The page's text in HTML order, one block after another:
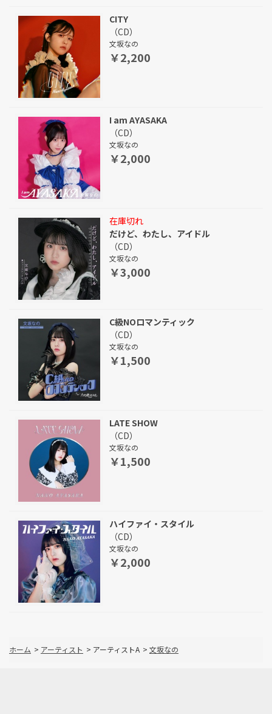
CITY
（CD）
文坂なの
￥2,200
I am AYASAKA
（CD）
文坂なの
￥2,000
在庫切れ
だけど、わたし、アイドル
（CD）
文坂なの
￥3,000
C級NOロマンティック
（CD）
文坂なの
￥1,500
LATE SHOW
（CD）
文坂なの
￥1,500
ハイファイ・スタイル
（CD）
文坂なの
￥2,000
ホーム > アーティスト > アーティストA > 文坂なの